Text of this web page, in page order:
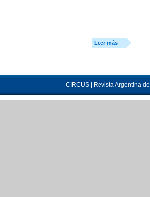
Leer más
CIRCUS | Revista Argentina